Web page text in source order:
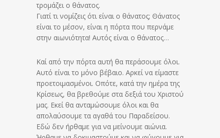
τρομάζει ο θάνατος.
Γιατί τι νομίζεις ότι είναι ο θάνατος; Θάνατος
είναι το μέσον, είναι η πόρτα που περνάμε
στην αιωνιότητα! Αυτός είναι ο θάνατος…
Καί από την πόρτα αυτή θα περάσουμε όλοι.
Αυτό είναι το μόνο βέβαιο. Αρκεί να είμαστε
προετοιμασμένοι. Οπότε, κατά την ημέρα της
Κρίσεως, θα βρεθούμε στα δεξιά του Χριστού
μας. Εκεί θα ανταμώσουμε όλοι και θα
απολαύσουμε τα αγαθά του Παραδείσου.
Εδώ δεν ήρθαμε για να μείνουμε αιώνια.